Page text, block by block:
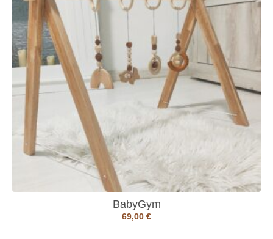
BabyGym
69,00 €